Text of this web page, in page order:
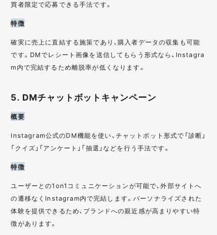
買者限定で応募できる手法です。
特徴
確実に売上に直結する施策であり、購入者データの収集も可能
です。DMでレシート画像を送信してもらう形式なら、Instagra
m内で完結するため離脱率が低くなります。
5. DMチャットボットキャンペーン
概要
Instagram公式のDM機能を使い、チャットボット形式で「診断」
「クイズ」「アンケート」「抽選」などを行う手法です。
特徴
ユーザーとの1on1コミュニケーションが可能で、外部サイトへ
の遷移なくInstagram内で完結します。パーソナライズされた
体験を提供できるため、ブランドへの親近感が高まりやすい特
徴があります。